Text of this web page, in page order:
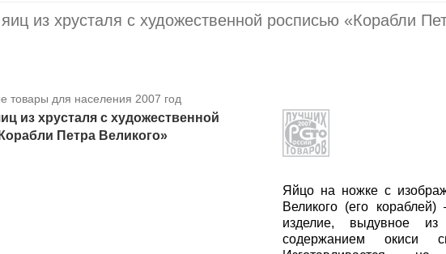
из хрусталя с художественной росписью «Корабли
для населения 2007 год
из хрусталя с художественной
Петра Великого»
Яйцо на ножке с
Великого (его кораблей)
изделие, выдувное
содержанием окиси